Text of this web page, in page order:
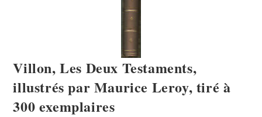
Villon, Les Deux Testaments,
illustrés par Maurice Leroy, tiré à
300 exemplaires